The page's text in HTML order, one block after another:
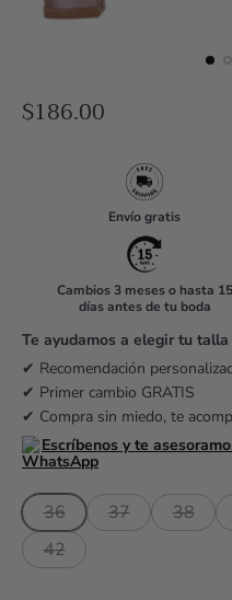
R
r
i
c
e
$186.00
Envío gratis
Cambios 3 meses o hasta 15
días antes de tu boda
Te ayudamos a elegir tu
✔ Recomendación
✔ Primer cambio GRATIS
✔ Compra sin miedo, te
Escríbenos y te
36 37 38
42